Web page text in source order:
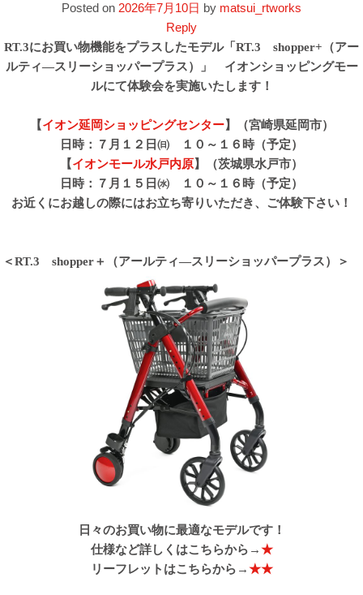
Posted on 2026年7月10日 by matsui_rtworks
Reply
RT.3にお買い物機能をプラスしたモデル「RT.3 shopper+（アー
ルティ―スリーショッパープラス）」 イオンショッピングモー
ルにて体験会を実施いたします！
【イオン延岡ショッピングセンター】（宮崎県延岡市）
日時：７月１２日㈰ １０～１６時（予定）
【イオンモール水戸内原】（茨城県水戸市）
日時：７月１５日㈬ １０～１６時（予定）
お近くにお越しの際にはお立ち寄りいただき、ご体験下さい！
＜RT.3 shopper＋（アールティ―スリーショッパープラス）＞
日々のお買い物に最適なモデルです！
仕様など詳しくはこちらから→★
リーフレットはこちらから→★★